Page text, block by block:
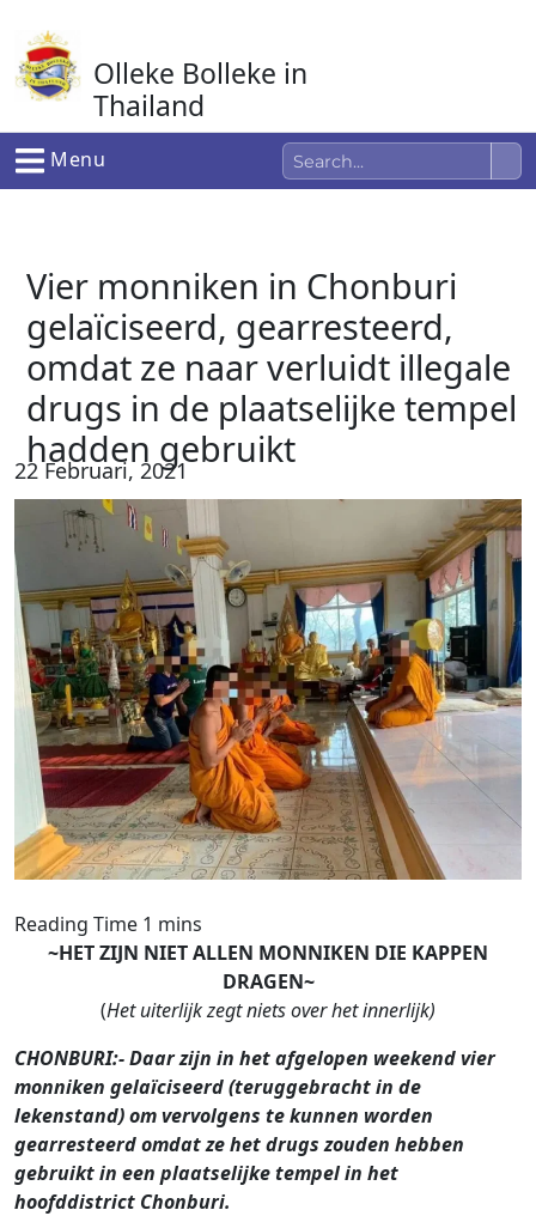
naar
de
inhoud
Olleke Bolleke in
Thailand
In Thailand
Menu
Vier monniken in Chonburi
gelaïciseerd, gearresteerd,
omdat ze naar verluidt illegale
drugs in de plaatselijke tempel
hadden gebruikt
22 Februari, 2021
~HET ZIJN NIET ALLEN MONNIKEN DIE KAPPEN
DRAGEN~
(Het uiterlijk zegt niets over het innerlijk)
CHONBURI:- Daar zijn in het afgelopen weekend vier
monniken gelaïciseerd (teruggebracht in de
lekenstand) om vervolgens te kunnen worden
gearresteerd omdat ze het drugs zouden hebben
gebruikt in een plaatselijke tempel in het
hoofddistrict Chonburi.